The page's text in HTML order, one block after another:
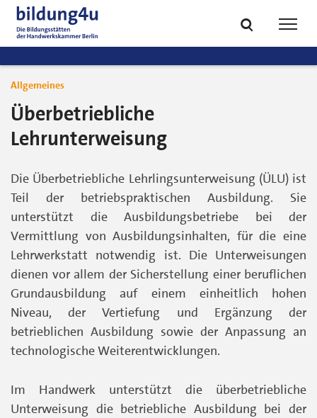
zum
Inhalt
springen
Fußzeile
springen
Suche
Allgemeines
Überbetriebliche
Lehrunterweisung
Die Überbetriebliche Lehrlingsunterweisung (ÜLU) ist
Teil der betriebspraktischen Ausbildung. Sie
unterstützt die Ausbildungsbetriebe bei der
Vermittlung von Ausbildungsinhalten, für die eine
Lehrwerkstatt notwendig ist. Die Unterweisungen
dienen vor allem der Sicherstellung einer beruflichen
Grundausbildung auf einem einheitlich hohen
Niveau, der Vertiefung und Ergänzung der
betrieblichen Ausbildung sowie der Anpassung an
technologische Weiterentwicklungen.
Im Handwerk unterstützt die überbetriebliche
Unterweisung die betriebliche Ausbildung bei der